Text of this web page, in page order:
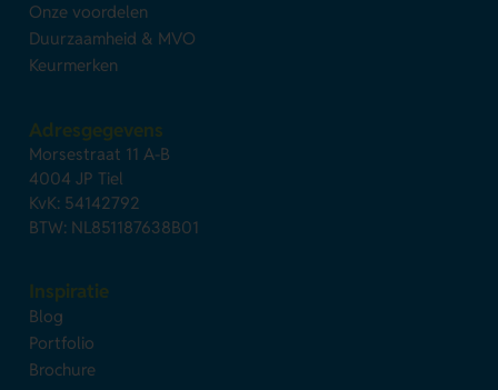
Onze voordelen
Duurzaamheid & MVO
Keurmerken
Adresgegevens
Morsestraat 11 A-B
4004 JP Tiel
KvK: 54142792
BTW: NL851187638B01
Inspiratie
Blog
Portfolio
Brochure